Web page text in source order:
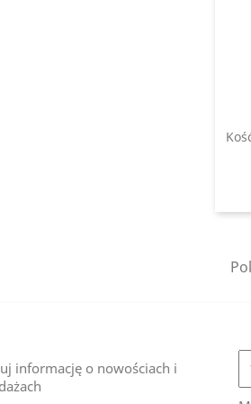
informację o nowościach i